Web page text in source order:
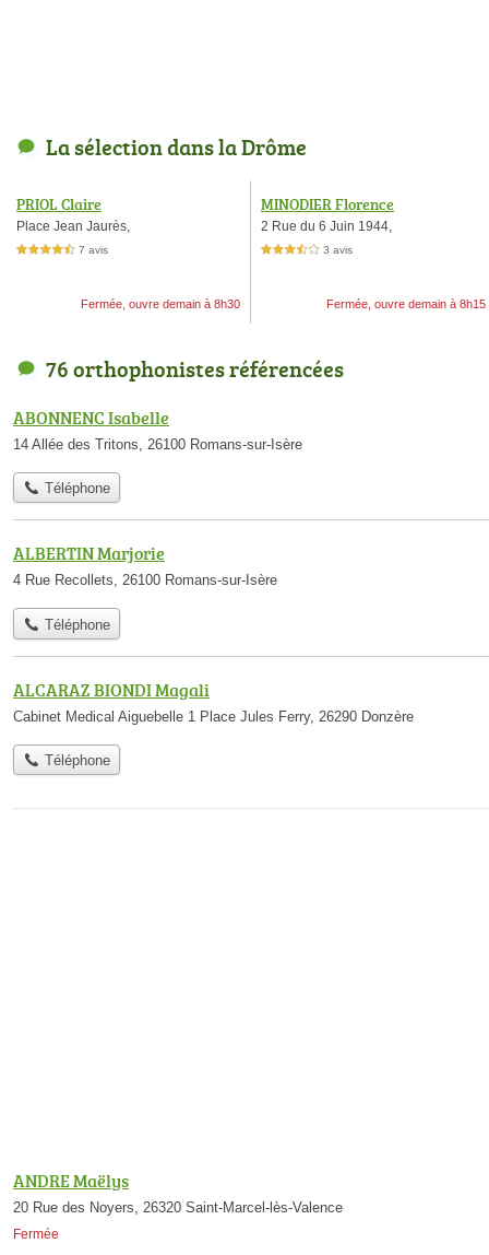
La sélection dans la Drôme
PRIOL Claire
Place Jean Jaurès,
4,5 étoiles sur 5 7 avis
Fermée, ouvre demain à 8h30
MINODIER Florence
2 Rue du 6 Juin 1944,
3,5 étoiles sur 5 3 avis
Fermée, ouvre demain à 8h15
76 orthophonistes référencées
ABONNENC Isabelle
14 Allée des Tritons, 26100 Romans-sur-Isère
Téléphone
ALBERTIN Marjorie
4 Rue Recollets, 26100 Romans-sur-Isère
Téléphone
ALCARAZ BIONDI Magali
Cabinet Medical Aiguebelle 1 Place Jules Ferry, 26290 Donzère
Téléphone
ANDRE Maëlys
20 Rue des Noyers, 26320 Saint-Marcel-lès-Valence
Fermée